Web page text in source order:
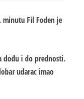
minutu Fil Foden je
dođu i do prednosti.
udarac imao